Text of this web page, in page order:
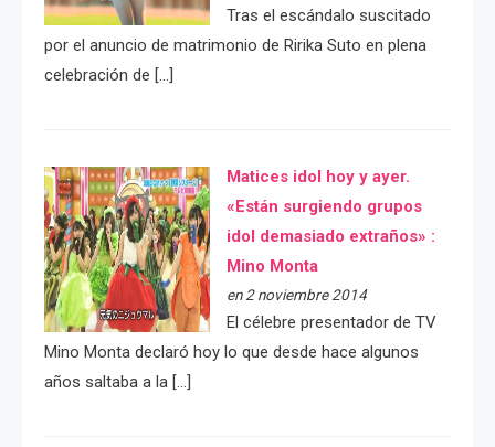
Tras el escándalo suscitado
por el anuncio de matrimonio de Ririka Suto en plena
celebración de […]
Matices idol hoy y ayer.
«Están surgiendo grupos
idol demasiado extraños» :
Mino Monta
en 2 noviembre 2014
El célebre presentador de TV
Mino Monta declaró hoy lo que desde hace algunos
años saltaba a la […]